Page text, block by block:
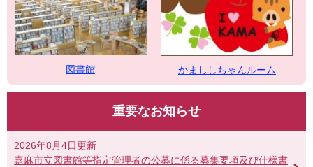
図書館 かまししちゃんルーム
重要なお知らせ
2026年8月4日更新
嘉麻市立図書館等指定管理者の公募に係る募集要項及び仕様書